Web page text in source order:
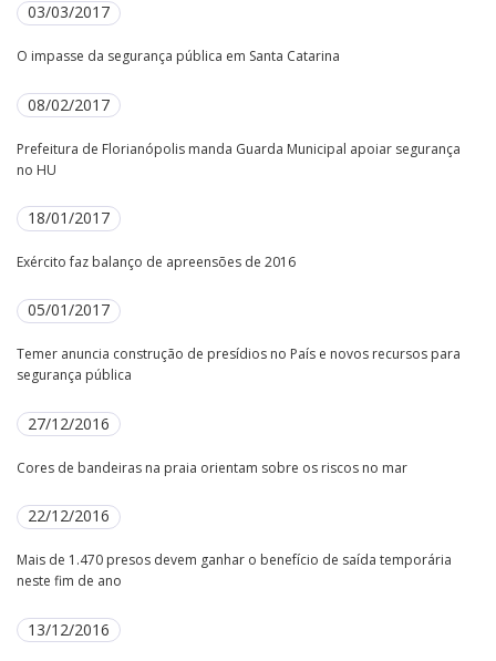
03/03/2017
O impasse da segurança pública em Santa Catarina
08/02/2017
Prefeitura de Florianópolis manda Guarda Municipal apoiar segurança
no HU
18/01/2017
Exército faz balanço de apreensões de 2016
05/01/2017
Temer anuncia construção de presídios no País e novos recursos para
segurança pública
27/12/2016
Cores de bandeiras na praia orientam sobre os riscos no mar
22/12/2016
Mais de 1.470 presos devem ganhar o benefício de saída temporária
neste fim de ano
13/12/2016